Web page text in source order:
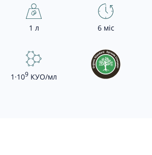
1 л 6 міс
1·109 КУО/мл